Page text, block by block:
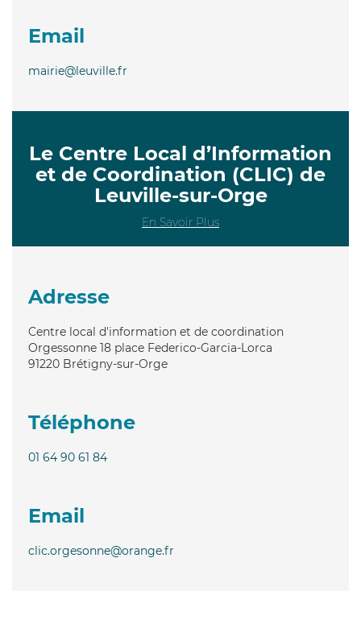
Email
mairie@leuville.fr
Le Centre Local d’Information
et de Coordination (CLIC) de
Leuville-sur-Orge
En Savoir Plus
Adresse
Centre local d'information et de coordination
Orgessonne 18 place Federico-Garcia-Lorca
91220 Brétigny-sur-Orge
Téléphone
01 64 90 61 84
Email
clic.orgesonne@orange.fr